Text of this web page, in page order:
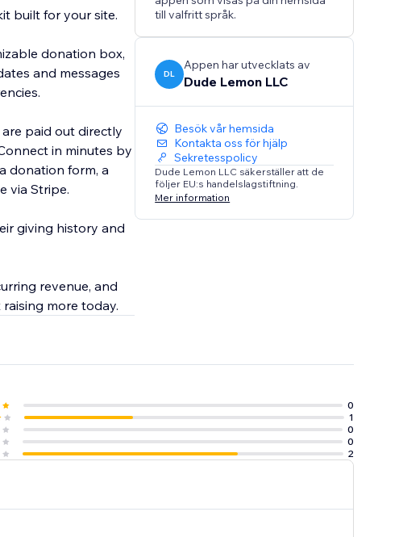
built for your site.
donation box,
and messages
paid out directly
in minutes by
donation form, a
via Stripe.
giving history and
revenue, and
more today.
till valfritt språk.
DL
Appen har utvecklats av
Dude Lemon LLC
Besök vår hemsida
Kontakta oss för hjälp
Sekretesspolicy
Dude Lemon LLC säkerställer att de
följer EU:s handelslagstiftning.
Mer information
0
1
0
0
2